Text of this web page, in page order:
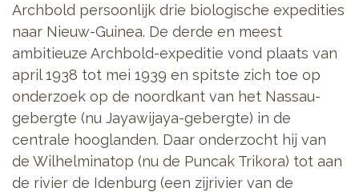
Archbold persoonlijk drie biologische expedities
naar Nieuw-Guinea. De derde en meest
ambitieuze Archbold-expeditie vond plaats van
april 1938 tot mei 1939 en spitste zich toe op
onderzoek op de noordkant van het Nassau-
gebergte (nu Jayawijaya-gebergte) in de
centrale hooglanden. Daar onderzocht hij van
de Wilhelminatop (nu de Puncak Trikora) tot aan
de rivier de Idenburg (een zijrivier van de